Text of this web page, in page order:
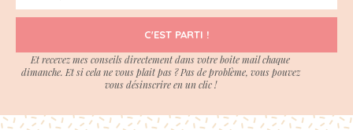
C'EST PARTI !
Et recevez mes conseils directement dans votre boite mail chaque
dimanche. Et si cela ne vous plait pas ? Pas de problème, vous pouvez
vous désinscrire en un clic !